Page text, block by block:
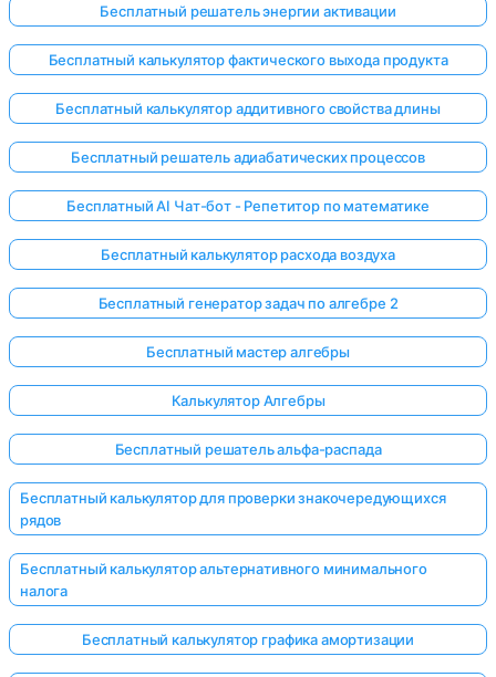
Бесплатный решатель энергии активации
Бесплатный калькулятор фактического выхода продукта
Бесплатный калькулятор аддитивного свойства длины
Бесплатный решатель адиабатических процессов
Бесплатный AI Чат-бот - Репетитор по математике
Бесплатный калькулятор расхода воздуха
Бесплатный генератор задач по алгебре 2
Бесплатный мастер алгебры
Калькулятор Алгебры
Бесплатный решатель альфа-распада
Бесплатный калькулятор для проверки знакочередующихся
рядов
Бесплатный калькулятор альтернативного минимального
налога
Бесплатный калькулятор графика амортизации